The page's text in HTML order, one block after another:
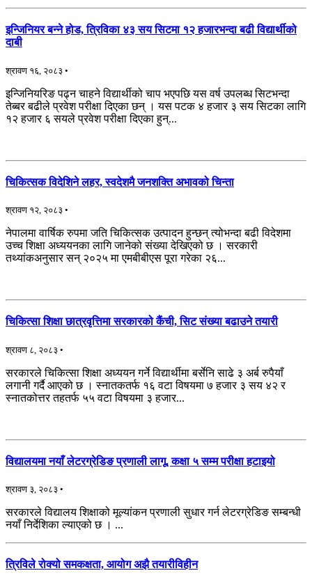
इन्जिनियर बन्ने होड, त्रिविका ४३ सय सिटमा १२ हजारभन्दा बढी विद्यार्थीको
दाबी
श्रावण १६, २०८३ •
इन्जिनियरिङ पढ्न चाहने विद्यार्थीको चाप भएपछि यस वर्ष उपलब्ध सिटभन्दा
तेब्बर बढीले प्रवेश परीक्षा दिएका छन् । यस पटक ४ हजार ३ सय सिटका लागि
१२ हजार ६ सयले प्रवेश परीक्षा दिएका हुन्...
चिकित्सक विदेशिने लहर, स्वदेशमै जनशक्ति अभावको चिन्ता
श्रावण १२, २०८३ •
नेपालमा वार्षिक रुपमा जति चिकित्सक उत्पादन हुन्छन् त्योभन्दा बढी विदेशमा
उच्च शिक्षा अध्ययनका लागि जानेको संख्या देखिएको छ । सरकारी
तथ्यांकअनुसार सन् २०२५ मा एमबीबीएस पूरा गरेका २६...
चिकित्सा शिक्षा छात्रवृत्तिमा सरकारको कैंची, सिट संख्या बढाउने तयारी
श्रावण ८, २०८३ •
सरकारले चिकित्सा शिक्षा अध्ययन गर्ने विद्यार्थीमा बर्सेनि साढे ३ अर्ब रुपैयाँ
लगानी गर्दै आएको छ । स्नातकतर्फ १६ वटा विषयमा ७ हजार ३ सय ४२ र
स्नातकोत्तर तहतर्फ ५५ वटा विषयमा ३ हजार...
विद्यालयमा नयाँ लेटरग्रेडिङ प्रणाली लागू, कक्षा ५ सम्म परीक्षा हटाइयो
श्रावण ३, २०८३ •
सरकारले विद्यालय शिक्षाको मूल्यांकन प्रणाली सुधार गर्न लेटरग्रेडिङ सम्बन्धी
नयाँ निर्देशिका ल्याएको छ । ...
त्रिविले रोक्यो समकक्षता, आयोग अझै तयारीविहीन